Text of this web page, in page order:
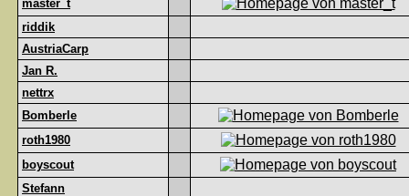
master_t
riddik
AustriaCarp
Jan R.
nettrx
Bomberle
roth1980
boyscout
Stefann